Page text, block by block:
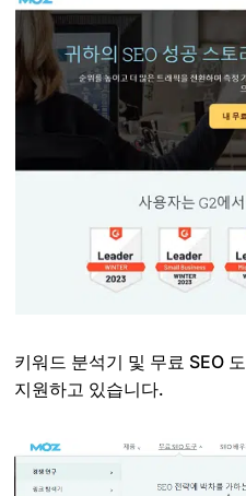
키워드 분석기 및 무료 SEO
지원하고 있습니다.